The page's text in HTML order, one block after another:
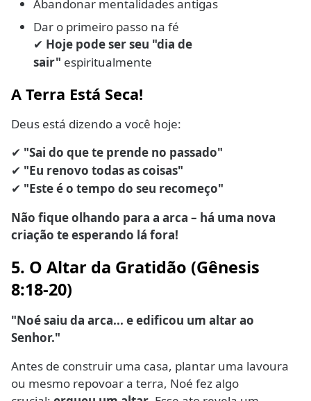
Abandonar mentalidades antigas
Dar o primeiro passo na fé
✔ Hoje pode ser seu "dia de
sair" espiritualmente
A Terra Está Seca!
Deus está dizendo a você hoje:
✔ "Sai do que te prende no passado"
✔ "Eu renovo todas as coisas"
✔ "Este é o tempo do seu recomeço"
Não fique olhando para a arca – há uma nova
criação te esperando lá fora!
5. O Altar da Gratidão (Gênesis
8:18-20)
"Noé saiu da arca... e edificou um altar ao
Senhor."
Antes de construir uma casa, plantar uma lavoura
ou mesmo repovoar a terra, Noé fez algo